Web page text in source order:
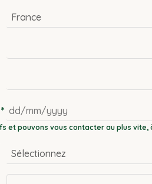
*
DD
slash
MM
slash